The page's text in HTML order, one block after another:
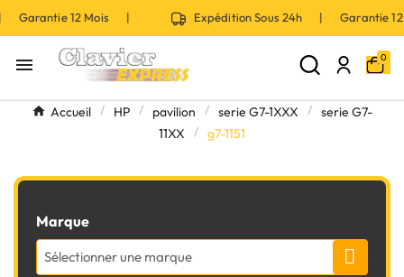
Garantie 12 Mois | Expédition Sous 24h | Garantie
 0
Accueil HP pavilion serie G7-1XXX
serie G7-
11XX
g7-1151
Marque
Sélectionner une marque